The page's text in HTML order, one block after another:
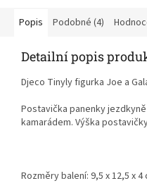
zábavu.
Popis Podobné (4)
Detailní popis
Djeco Tinyly figurka Joe a
Postavička panenky
kamarádem. Výška
Rozměry balení: 9,5 x 12,5 x 4